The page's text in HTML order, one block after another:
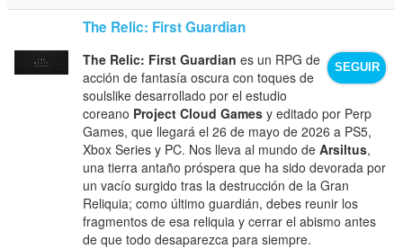
The Relic: First Guardian
SEGUIR
The Relic: First Guardian es un RPG de
acción de fantasía oscura con toques de
soulslike desarrollado por el estudio
coreano Project Cloud Games y editado por Perp
Games, que llegará el 26 de mayo de 2026 a PS5,
Xbox Series y PC. Nos lleva al mundo deArsiltus,
una tierra antaño próspera que ha sido devorada por
un vacío surgido tras la destrucción de la Gran
Reliquia; como último guardián, debes reunir los
fragmentos de esa reliquia y cerrar el abismo antes
de que todo desaparezca para siempre.